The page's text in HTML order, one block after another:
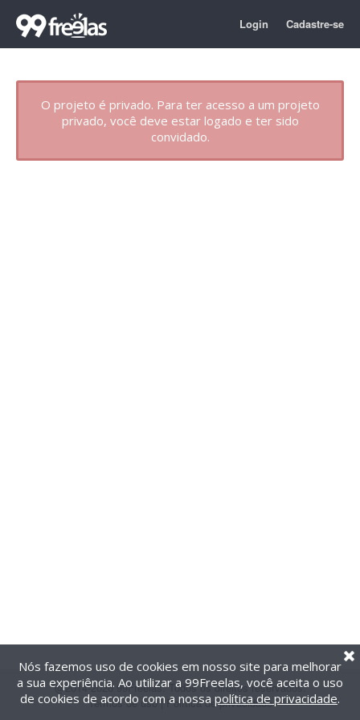
Login Cadastre-se
O projeto é privado. Para ter acesso a um projeto
privado, você deve estar logado e ter sido
convidado.
@2014-2026 99Freelas. Todos os direitos reservados.
Termos de uso| Política de privacidade
Nós fazemos uso de cookies em nosso site para melhorar
a sua experiência. Ao utilizar a 99Freelas, você aceita o uso
de cookies de acordo com a nossa política de privacidade.